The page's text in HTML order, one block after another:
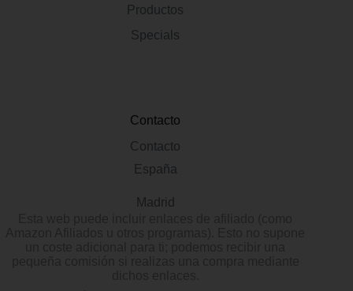
Productos
Specials
Contacto
Contacto
España
Madrid